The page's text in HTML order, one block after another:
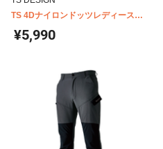
TS 4Dナイロンドッツレディースカ
ーゴパンツ 46041
¥5,990